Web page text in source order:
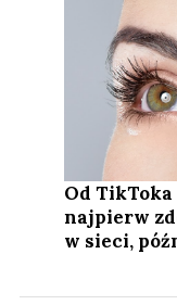
Od
najpierw
w sieci,